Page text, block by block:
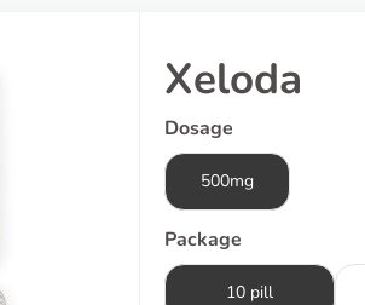
Xeloda
Dosage
500mg
Package
10 pill